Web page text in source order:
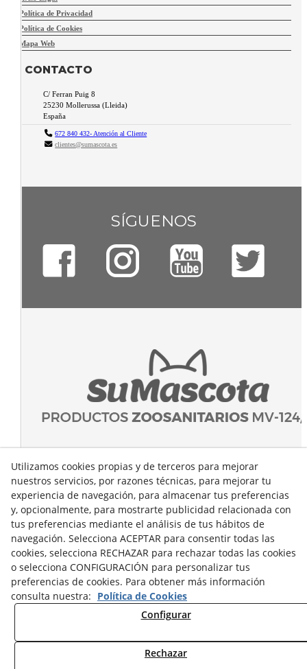
Política de Privacidad
Política de Cookies
Mapa Web
CONTACTO
C/ Ferran Puig 8
25230 Mollerussa (Lleida)
España
672 840 432- Atención al Cliente
clientes@sumascota.es
SÍGUENOS
Utilizamos cookies propias y de terceros para mejorar
nuestros servicios, por razones técnicas, para mejorar tu
experiencia de navegación, para almacenar tus preferencias
y, opcionalmente, para mostrarte publicidad relacionada con
tus preferencias mediante el análisis de tus hábitos de
navegación. Selecciona ACEPTAR para consentir todas las
cookies, selecciona RECHAZAR para rechazar todas las cookies
o selecciona CONFIGURACIÓN para personalizar tus
preferencias de cookies. Para obtener más información
consulta nuestra: Política de Cookies
Configurar
Rechazar